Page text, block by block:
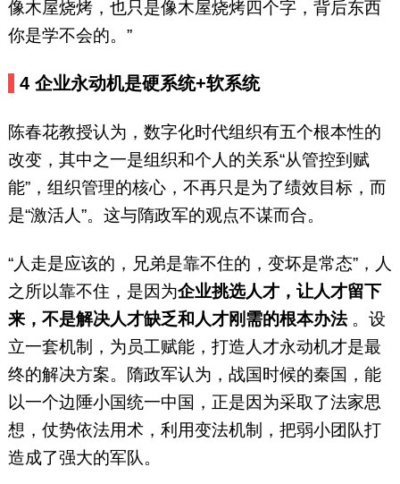
像木屋烧烤，也只是像木屋烧烤四个字，背后东西
你是学不会的。”
4企业永动机是硬系统+软系统
陈春花教授认为，数字化时代组织有五个根本性的
改变，其中之一是组织和个人的关系“从管控到赋
能”，组织管理的核心，不再只是为了绩效目标，而
是“激活人”。这与隋政军的观点不谋而合。
“人走是应该的，兄弟是靠不住的，变坏是常态”，人
之所以靠不住，是因为企业挑选人才，让人才留下
来，不是解决人才缺乏和人才刚需的根本办法 。设
立一套机制，为员工赋能，打造人才永动机才是最
终的解决方案。隋政军认为，战国时候的秦国，能
以一个边陲小国统一中国，正是因为采取了法家思
想，仗势依法用术，利用变法机制，把弱小团队打
造成了强大的军队。